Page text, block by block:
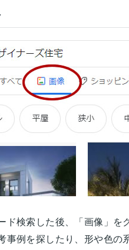
ド検索した後、「画像」を
事例を探したり、形や色の